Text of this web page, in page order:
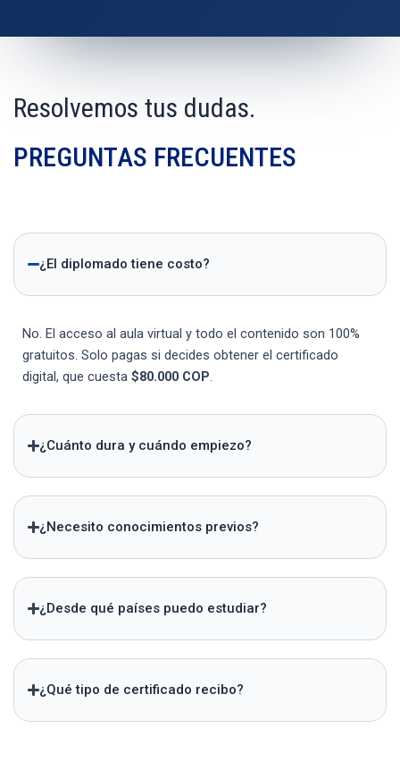
Resolvemos tus dudas.
PREGUNTAS FRECUENTES
¿El diplomado tiene costo?
No. El acceso al aula virtual y todo el contenido son 100%
gratuitos. Solo pagas si decides obtener el certificado
digital, que cuesta $80.000 COP
¿Cuánto dura y cuándo empiezo?
¿Necesito conocimientos previos?
¿Desde qué países puedo estudiar?
¿Qué tipo de certificado recibo?